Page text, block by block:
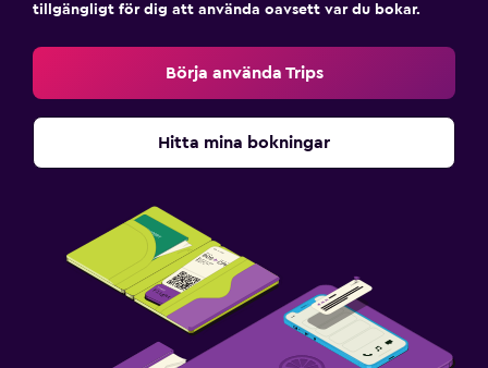
tillgängligt för dig att använda oavsett var du bokar.
Börja använda Trips
Hitta mina bokningar